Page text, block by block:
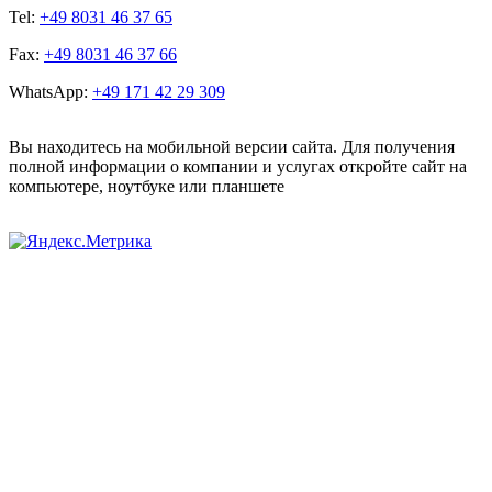
Tel: +49 8031 46 37 65
Fax: +49 8031 46 37 66
WhatsApp: +49 171 42 29 309
Вы находитесь на мобильной версии сайта. Для получения
полной информации о компании и услугах откройте сайт на
компьютере, ноутбуке или планшете